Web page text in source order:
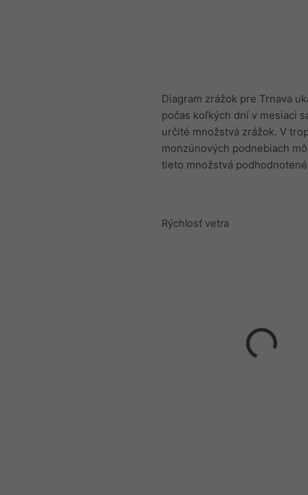
Diagram zrážok pre Trnava
počas koľkých dní v mesiaci
určité množstvá zrážok. V
monzúnových podnebiach
tieto množstvá
Rýchlosť vetra